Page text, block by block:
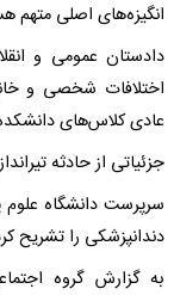
انگیزه‌های اصلی متهم
دادستان عمومی و
اختلافات شخصی و
عادی کلاس‌های دانشکده
جزئیاتی از حادثه
سرپرست دانشگاه علوم
دندانپزشکی را تشریح
به گزارش گروه